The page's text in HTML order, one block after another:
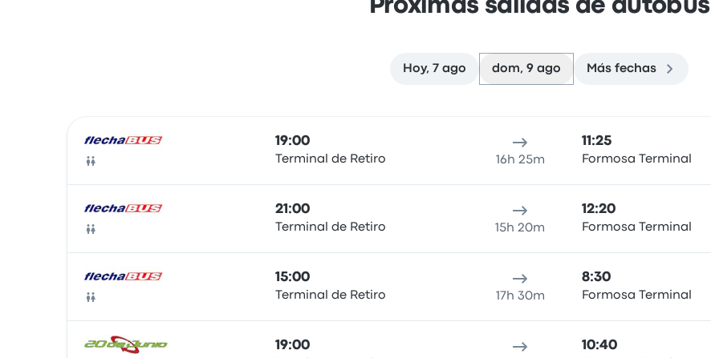
Próximas salidas de autobús
Hoy, 7 ago dom, 9 ago Más fechas
Autobús
19:00
Terminal de Retiro 16h 25m
11:25
Formosa Terminal
Autobús
21:00
Terminal de Retiro 15h 20m
12:20
Formosa Terminal
Autobús
15:00
Terminal de Retiro 17h 30m
8:30
Formosa Terminal
19:00 10:40